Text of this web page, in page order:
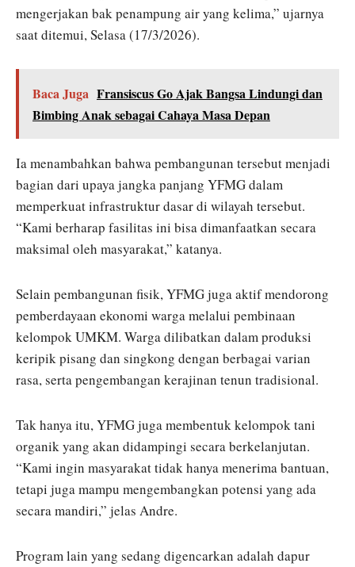
mengerjakan bak penampung air yang kelima,” ujarnya
saat ditemui, Selasa (17/3/2026).
Baca Juga Fransiscus Go Ajak Bangsa Lindungi dan
Bimbing Anak sebagai Cahaya Masa Depan
Ia menambahkan bahwa pembangunan tersebut menjadi
bagian dari upaya jangka panjang YFMG dalam
memperkuat infrastruktur dasar di wilayah tersebut.
“Kami berharap fasilitas ini bisa dimanfaatkan secara
maksimal oleh masyarakat,” katanya.
Selain pembangunan fisik, YFMG juga aktif mendorong
pemberdayaan ekonomi warga melalui pembinaan
kelompok UMKM. Warga dilibatkan dalam produksi
keripik pisang dan singkong dengan berbagai varian
rasa, serta pengembangan kerajinan tenun tradisional.
Tak hanya itu, YFMG juga membentuk kelompok tani
organik yang akan didampingi secara berkelanjutan.
“Kami ingin masyarakat tidak hanya menerima bantuan,
tetapi juga mampu mengembangkan potensi yang ada
secara mandiri,” jelas Andre.
Program lain yang sedang digencarkan adalah dapur